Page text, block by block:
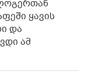
ყავის
და
ამ